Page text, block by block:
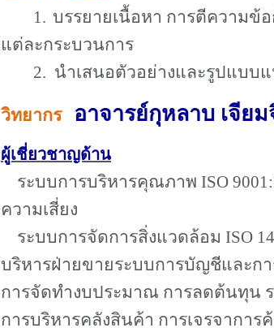
1. บรรยายเนื้อหา การตีความข้
แต่ละกระบวนการ
2. นำเสนอตัวอย่างและรูปแบบ
วิทยากร อาจารย์กุหลาบ เจีย
ผู้เชี่ยวชาญด้าน
ระบบการบริหารคุณภาพ ISO
ความเสี่ยง
ระบบการจัดการสิ่งแวดล้อม ISO
บริหารฝ่ายขายระบบการบัญชีและก
การจัดทำงบประมาณ การลดต้นทุน
การบริหารคลังสินค้า การเจรจาการ